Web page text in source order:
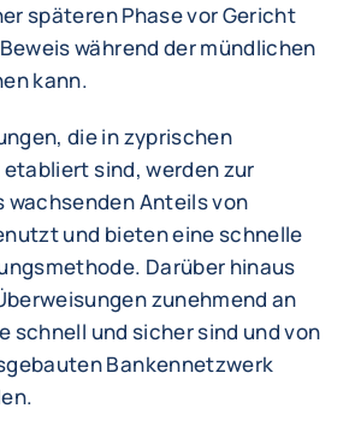
späteren Phase vor Gericht
während der mündlichen
kann.
die in zyprischen
sind, werden zur
wachsenden Anteils von
und bieten eine schnelle
Darüber hinaus
zunehmend an
schnell und sicher sind und von
Bankennetzwerk